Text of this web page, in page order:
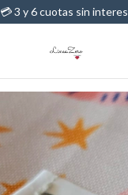
💳 3 y 6 cuotas sin interes